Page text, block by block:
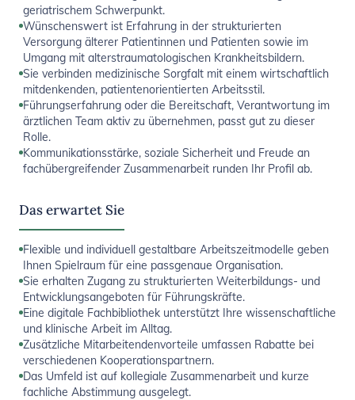
geriatrischem Schwerpunkt.
Wünschenswert ist Erfahrung in der strukturierten
Versorgung älterer Patientinnen und Patienten sowie im
Umgang mit alterstraumatologischen Krankheitsbildern.
Sie verbinden medizinische Sorgfalt mit einem wirtschaftlich
mitdenkenden, patientenorientierten Arbeitsstil.
Führungserfahrung oder die Bereitschaft, Verantwortung im
ärztlichen Team aktiv zu übernehmen, passt gut zu dieser
Rolle.
Kommunikationsstärke, soziale Sicherheit und Freude an
fachübergreifender Zusammenarbeit runden Ihr Profil ab.
Das erwartet Sie
Flexible und individuell gestaltbare Arbeitszeitmodelle geben
Ihnen Spielraum für eine passgenaue Organisation.
Sie erhalten Zugang zu strukturierten Weiterbildungs- und
Entwicklungsangeboten für Führungskräfte.
Eine digitale Fachbibliothek unterstützt Ihre wissenschaftliche
und klinische Arbeit im Alltag.
Zusätzliche Mitarbeitendenvorteile umfassen Rabatte bei
verschiedenen Kooperationspartnern.
Das Umfeld ist auf kollegiale Zusammenarbeit und kurze
fachliche Abstimmung ausgelegt.